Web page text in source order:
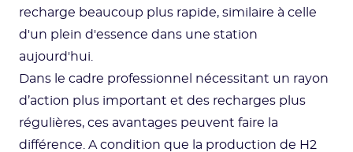
recharge beaucoup plus rapide, similaire à celle
d'un plein d'essence dans une station
aujourd'hui.
Dans le cadre professionnel nécessitant un rayon
d’action plus important et des recharges plus
régulières, ces avantages peuvent faire la
différence. A condition que la production de H2